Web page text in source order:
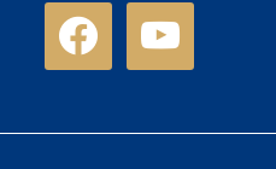
facebook